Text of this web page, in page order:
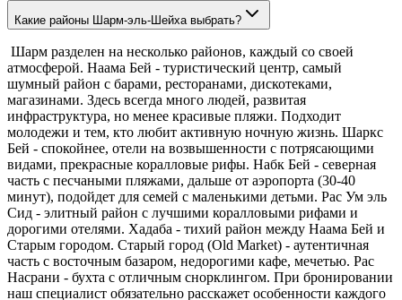
Какие районы Шарм-эль-Шейха выбрать?
Шарм разделен на несколько районов, каждый со своей
атмосферой. Наама Бей - туристический центр, самый
шумный район с барами, ресторанами, дискотеками,
магазинами. Здесь всегда много людей, развитая
инфраструктура, но менее красивые пляжи. Подходит
молодежи и тем, кто любит активную ночную жизнь. Шаркс
Бей - спокойнее, отели на возвышенности с потрясающими
видами, прекрасные коралловые рифы. Набк Бей - северная
часть с песчаными пляжами, дальше от аэропорта (30-40
минут), подойдет для семей с маленькими детьми. Рас Ум эль
Сид - элитный район с лучшими коралловыми рифами и
дорогими отелями. Хадаба - тихий район между Наама Бей и
Старым городом. Старый город (Old Market) - аутентичная
часть с восточным базаром, недорогими кафе, мечетью. Рас
Насрани - бухта с отличным снорклингом. При бронировании
наш специалист обязательно расскажет особенности каждого